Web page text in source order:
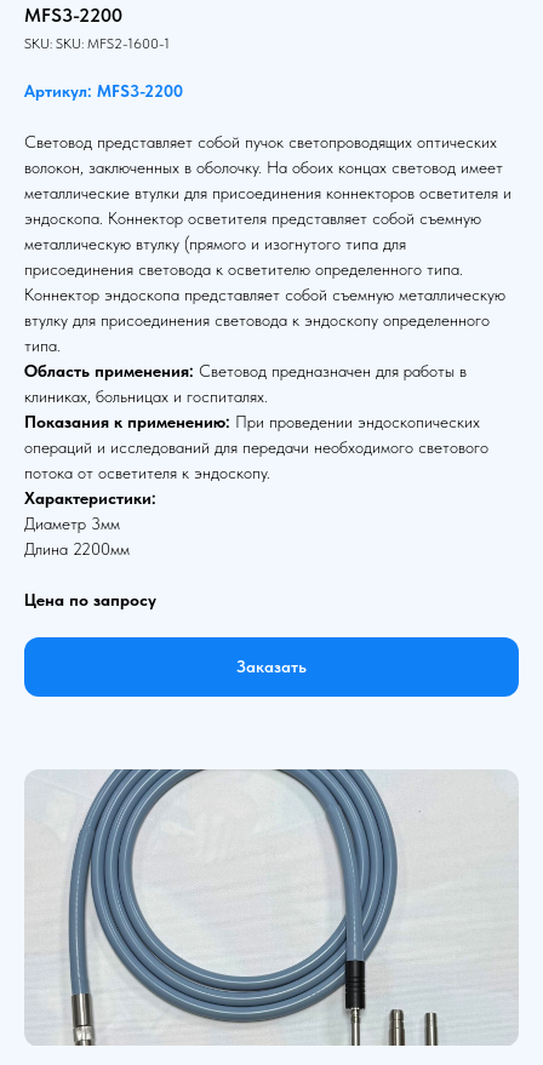
MFS3-2200
SKU: SKU: MFS2-1600-1
Артикул: MFS3-2200
Световод представляет собой пучок светопроводящих оптических
волокон, заключенных в оболочку. На обоих концах световод имеет
металлические втулки для присоединения коннекторов осветителя и
эндоскопа. Коннектор осветителя представляет собой съемную
металлическую втулку (прямого и изогнутого типа для
присоединения световода к осветителю определенного типа.
Коннектор эндоскопа представляет собой съемную металлическую
втулку для присоединения световода к эндоскопу определенного
типа.
Область применения: Световод предназначен для работы в
клиниках, больницах и госпиталях.
Показания к применению: При проведении эндоскопических
операций и исследований для передачи необходимого светового
потока от осветителя к эндоскопу.
Характеристики:
Диаметр 3мм
Длина 2200мм
Цена по запросу
Заказать